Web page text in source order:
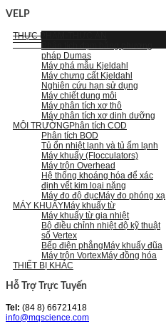
VELP
THỰC PHẨM-THỨC ĂN
pháp Dumas
Máy phá mẫu Kjeldahl
Máy chưng cất Kjeldahl
Nghiên cứu hạn sử dụng
Máy chiết dung môi
Máy phân tích xơ thô
Máy phân tích xơ dinh dưỡng
MÔI TRƯỜNGPhân tích COD
Phân tích BOD
Tủ ổn nhiệt lạnh và tủ ấm lạnh
Máy khuấy (Flocculators)
Máy trộn Overhead
Hệ thống khoáng hóa để xác
định vết kim loại nặng
Máy đo độ đụcMáy đo phóng xạ
MÁY KHUẤYMáy khuấy từ
Máy khuấy từ gia nhiệt
Bộ điều chỉnh nhiệt độ kỹ thuật
số Vertex
Bếp điện phẳng Máy khuấy đũa
Máy trộn VortexMáy đồng hóa
THIẾT BỊ KHÁC
Hỗ Trợ Trực Tuyến
Tel: (84 8) 66721418
info@mqscience.com